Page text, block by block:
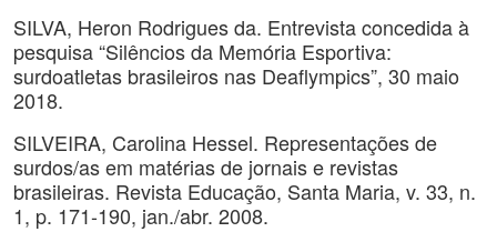
SILVA, Heron Rodrigues da. Entrevista concedida à
pesquisa “Silêncios da Memória Esportiva:
surdoatletas brasileiros nas Deaflympics”, 30 maio
2018.
SILVEIRA, Carolina Hessel. Representações de
surdos/as em matérias de jornais e revistas
brasileiras. Revista Educação, Santa Maria, v. 33, n.
1, p. 171-190, jan./abr. 2008.